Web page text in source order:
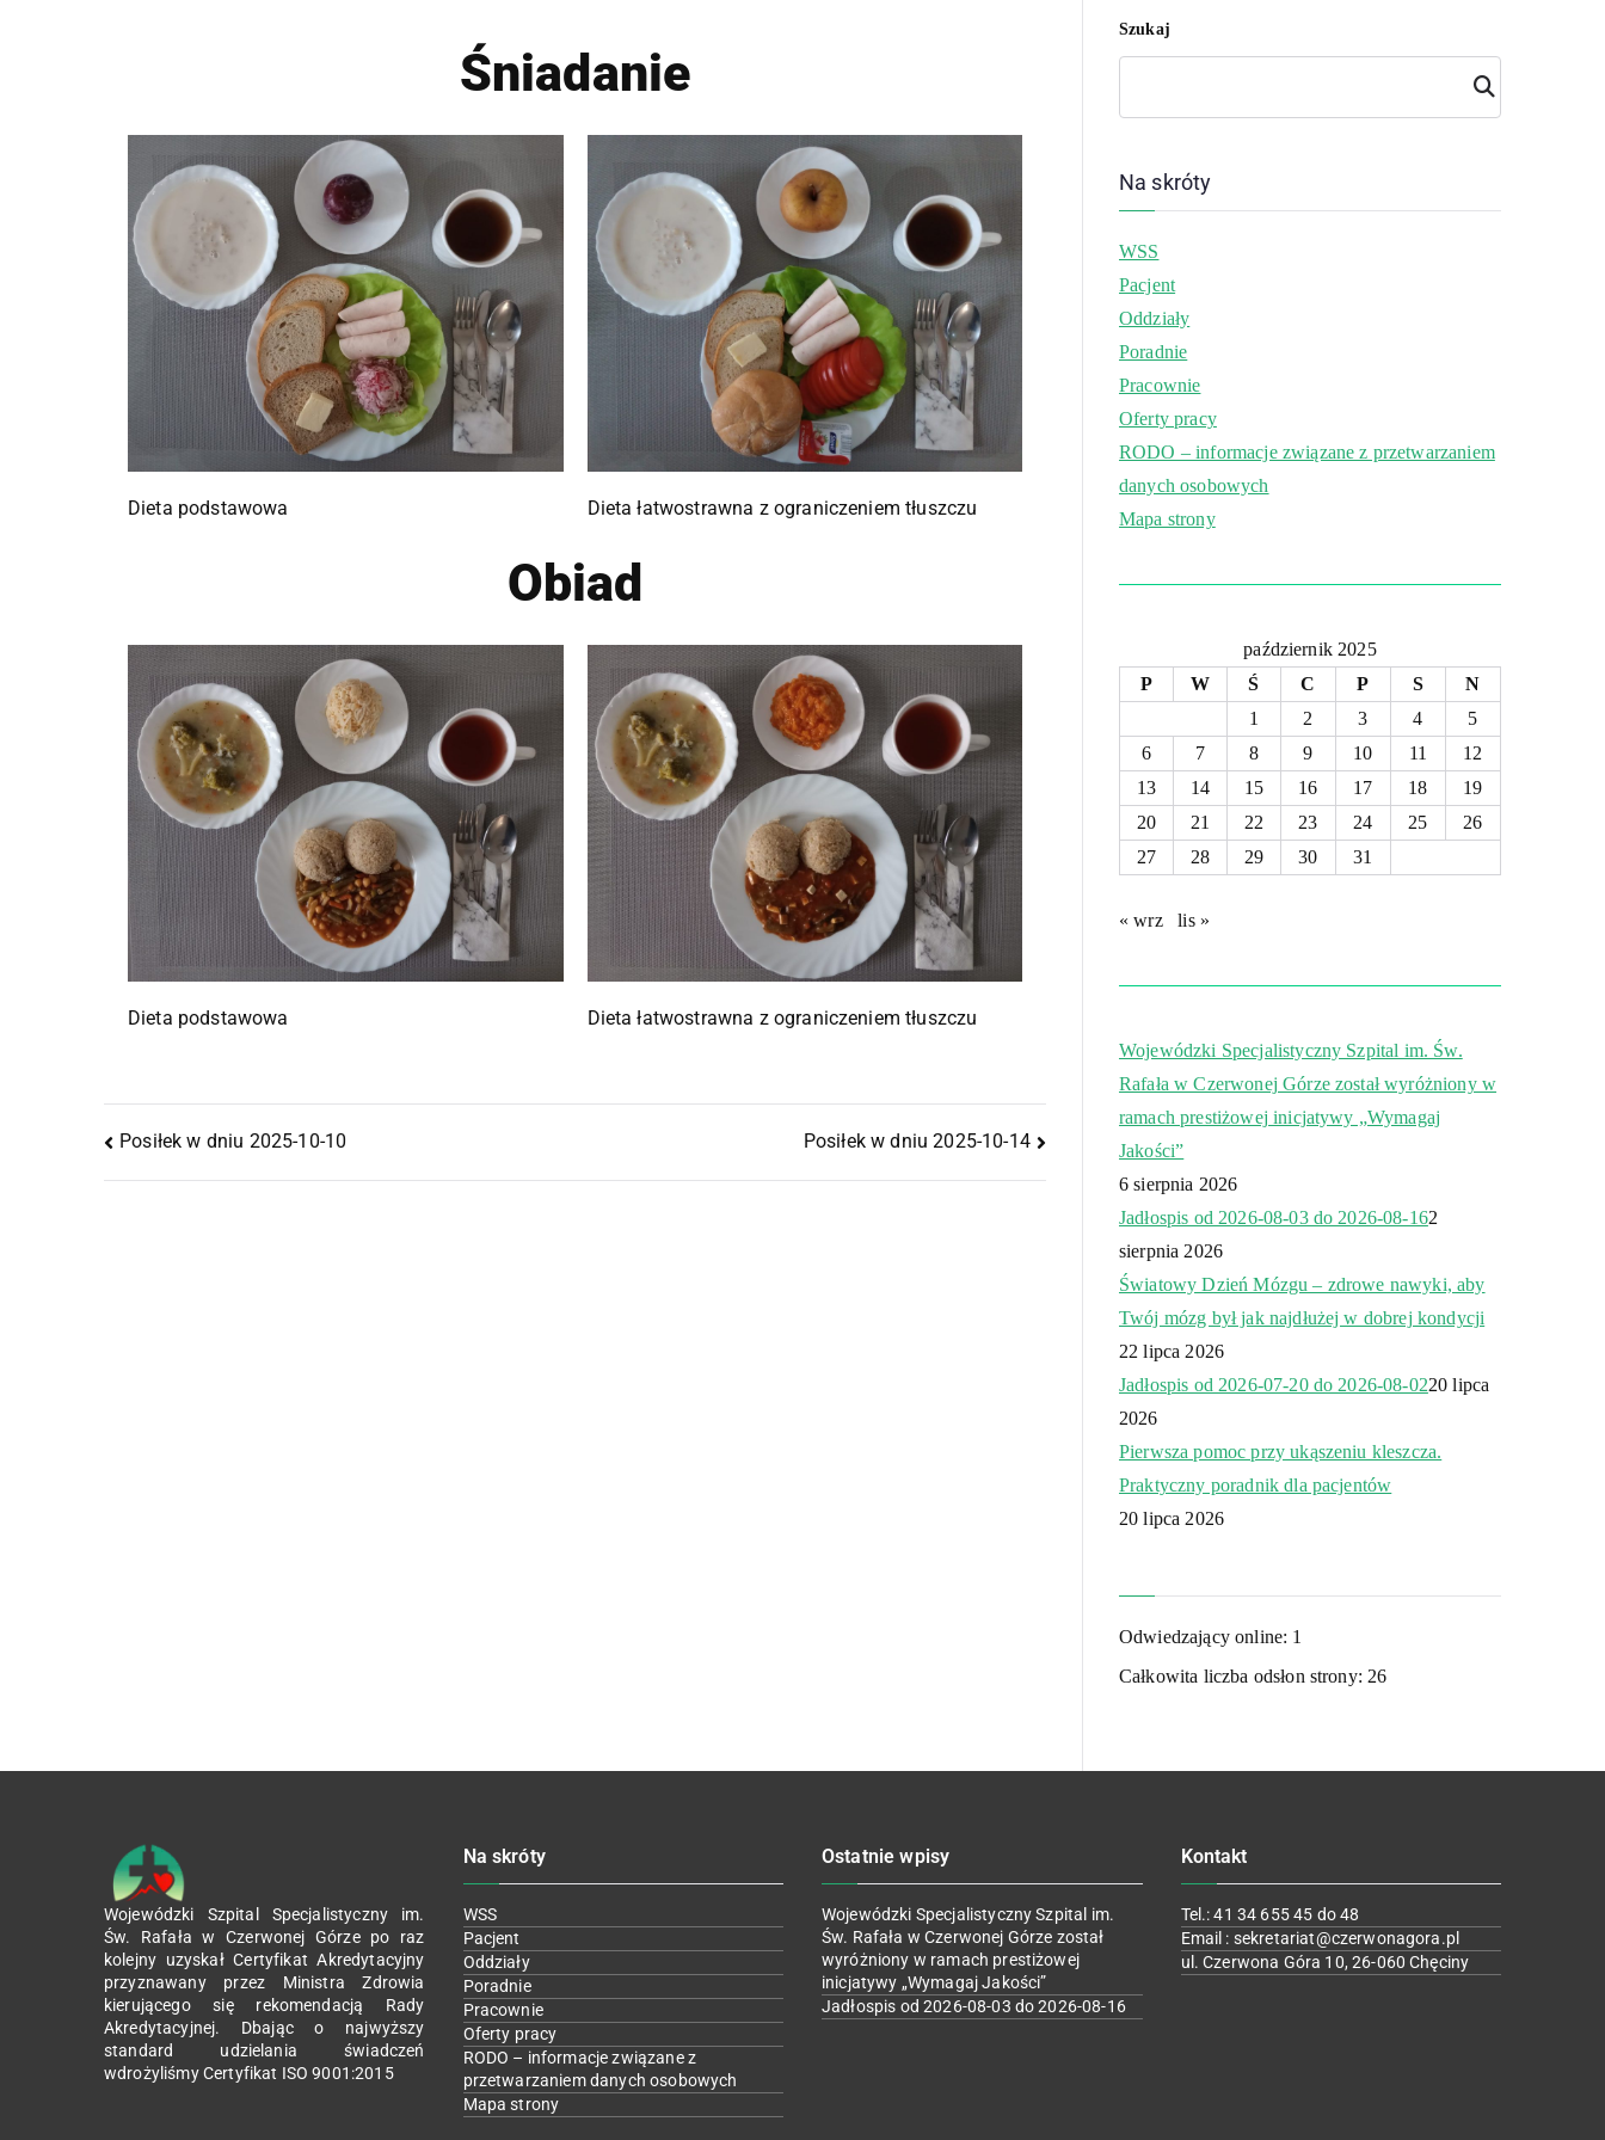
Śniadanie
Dieta podstawowa Dieta łatwostrawna z ograniczeniem tłuszczu
Obiad
Dieta podstawowa Dieta łatwostrawna z ograniczeniem tłuszczu
Posiłek w dniu 2025-10-10 Posiłek w dniu 2025-10-14
Szukaj
Szuk
aj
Na skróty
WSS
Pacjent
Oddziały
Poradnie
Pracownie
Oferty pracy
RODO – informacje związane z przetwarzaniem
danych osobowych
Mapa strony
październik 2025
P
W Ś C P S
N
1
2 3 4
5
6
7 8 9 10 11
12
13
14 15 16 17 18
19
20
21 22 23 24 25
26
27
28 29 30 31
« wrz lis »
Wojewódzki Specjalistyczny Szpital im. Św.
Rafała w Czerwonej Górze został wyróżniony w
ramach prestiżowej inicjatywy „Wymagaj
Jakości”
6 sierpnia 2026
Jadłospis od 2026-08-03 do 2026-08-162
sierpnia 2026
Światowy Dzień Mózgu – zdrowe nawyki, aby
Twój mózg był jak najdłużej w dobrej kondycji
22 lipca 2026
Jadłospis od 2026-07-20 do 2026-08-0220 lipca
2026
Pierwsza pomoc przy ukąszeniu kleszcza.
Praktyczny poradnik dla pacjentów
20 lipca 2026
Odwiedzający online: 1
Całkowita liczba odsłon strony: 26
Wojewódzki Szpital Specjalistyczny im.
Św. Rafała w Czerwonej Górze po raz
kolejny uzyskał Certyfikat Akredytacyjny
przyznawany przez Ministra Zdrowia
kierującego się rekomendacją Rady
Akredytacyjnej. Dbając o najwyższy
standard udzielania świadczeń
wdrożyliśmy Certyfikat ISO 9001:2015
Na skróty
WSS
Pacjent
Oddziały
Poradnie
Pracownie
Oferty pracy
RODO – informacje związane z
przetwarzaniem danych osobowych
Mapa strony
Ostatnie wpisy
Wojewódzki Specjalistyczny Szpital im.
Św. Rafała w Czerwonej Górze został
wyróżniony w ramach prestiżowej
inicjatywy „Wymagaj Jakości”
Jadłospis od 2026-08-03 do 2026-08-16
Kontakt
Tel.: 41 34 655 45 do 48
Email : sekretariat@czerwonagora.pl
ul. Czerwona Góra 10, 26-060 Chęciny